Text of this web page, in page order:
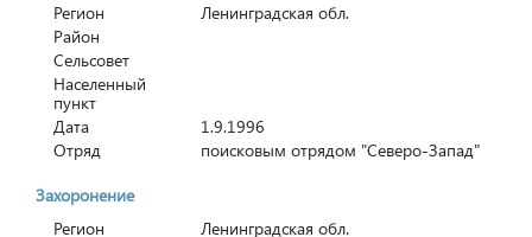
Регион
Ленинградская обл.
Район
Сельсовет
Населенный
пункт
Дата
1.9.1996
Отряд
поисковым отрядом "Северо-Запад"
Захоронение
Регион
Ленинградская обл.